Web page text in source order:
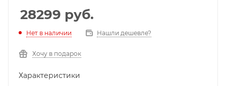
28299 руб.
Нет в наличии Нашли дешевле?
Хочу в подарок
Характеристики